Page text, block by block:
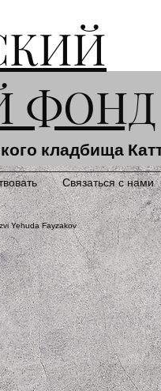
ФОНД
кладбища
Связаться с нами